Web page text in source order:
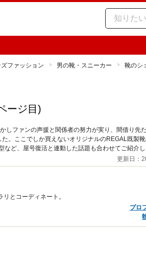
ズファッション 男の靴・スニーカー 靴のシ
ージ目)
しファンの声援と関係者の努力が実り、間借り先
。ここでしか買えないオリジナルのREGAL既製
ど、屋号復活と連動した話題も合わせてご紹介し
更新日：
とコーディネート。
プロ